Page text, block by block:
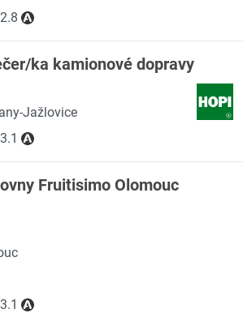
2.8
ka kamionové dopravy
Jažlovice
3.1
Fruitisimo Olomouc
3.1